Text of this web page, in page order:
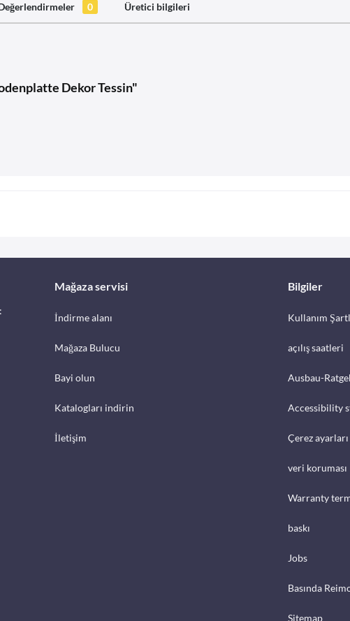
0 Üretici bilgileri
Dekor Tessin"
Mağaza servisi
İndirme alanı
Mağaza Bulucu
Bayi olun
Katalogları indirin
İletişim
Bilgiler
Kullanım
açılış saatleri
Ausbau-
Accessibility
Çerez ayarları
veri koruması
Warranty
baskı
Jobs
Basında
Sitemap